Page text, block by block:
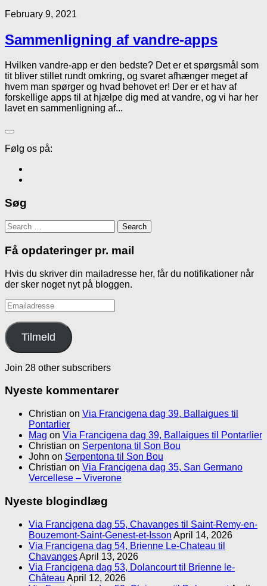
February 9, 2021
Sammenligning af vandre-apps
Hvilken vandre-app er den bedste? Det er et spørgsmål som
tit bliver stillet rundt omkring, og svaret afhænger meget af
hvem man spørger og hvad behovet er! Der er et hav af
forskellige apps til at hjælpe dig med at vandre, og vi har her
lavet en sammenligning af...
Følg os på:
Søg
Search
for:
Få opdateringer pr. mail
Hvis du skriver din mailadresse her, får du notifikationer når
der sker noget nyt på bloggen.
Emailadresse
Tilmeld
Join 28 other subscribers
Nyeste kommentarer
Christian on Via Francigena dag 39, Ballaigues til
Pontarlier
Mag on Via Francigena dag 39, Ballaigues til Pontarlier
Christian on Serpentona til Son Bou
John on Serpentona til Son Bou
Christian on Via Francigena dag 35, San Germano
Vercellese – Viverone
Nyeste blogindlæg
Via Francigena dag 55, Chavanges til Saint-Remy-en-
Bouzemont-Saint-Genest-et-Isson April 14, 2026
Via Francigena dag 54, Brienne Le-Chateau til
ChavangesApril 13, 2026
Via Francigena dag 53, Dolancourt til Brienne le-
Château April 12, 2026